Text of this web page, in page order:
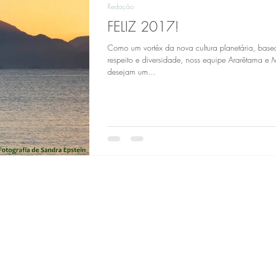
FELIZ 2017!
Como um vortéx da nova cultura planetária,
respeito e diversidade, noss equipe Ararêtama e
desejam um...
Redação